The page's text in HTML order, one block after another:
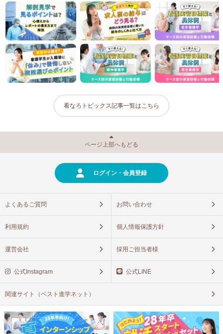
看なろトピックス記事一覧はこちら
ページ上部へもどる
ログイン・会員登録
よくあるご質問 お問い合わせ
利用規約 個人情報保護方針
運営会社 採用ご担当者様
公式Instagram 公式LINE
関連サイト（ベスト進学ネット）